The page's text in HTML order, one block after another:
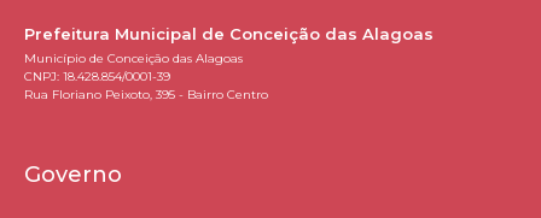
Prefeitura Municipal de Conceição das Alagoas
Município de Conceição das Alagoas
CNPJ: 18.428.854/0001-39
Rua Floriano Peixoto, 395 - Bairro Centro
Governo